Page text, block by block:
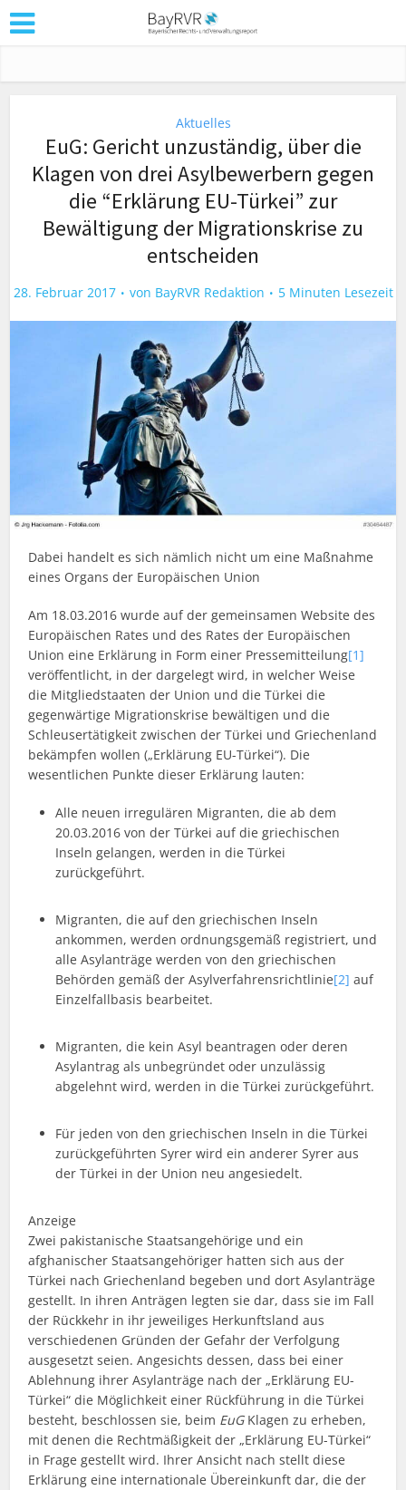
Aktuelles
EuG: Gericht unzuständig, über die
Klagen von drei Asylbewerbern gegen
die “Erklärung EU-Türkei” zur
Bewältigung der Migrationskrise zu
entscheiden
28. Februar 2017 von BayRVR Redaktion 5 Minuten Lesezeit
Dabei handelt es sich nämlich nicht um eine Maßnahme
eines Organs der Europäischen Union
Am 18.03.2016 wurde auf der gemeinsamen Website des
Europäischen Rates und des Rates der Europäischen
Union eine Erklärung in Form einer Pressemitteilung[1]
veröffentlicht, in der dargelegt wird, in welcher Weise
die Mitgliedstaaten der Union und die Türkei die
gegenwärtige Migrationskrise bewältigen und die
Schleusertätigkeit zwischen der Türkei und Griechenland
bekämpfen wollen („Erklärung EU-Türkei“). Die
wesentlichen Punkte dieser Erklärung lauten:
Alle neuen irregulären Migranten, die ab dem
20.03.2016 von der Türkei auf die griechischen
Inseln gelangen, werden in die Türkei
zurückgeführt.
Migranten, die auf den griechischen Inseln
ankommen, werden ordnungsgemäß registriert, und
alle Asylanträge werden von den griechischen
Behörden gemäß der Asylverfahrensrichtlinie[2] auf
Einzelfallbasis bearbeitet.
Migranten, die kein Asyl beantragen oder deren
Asylantrag als unbegründet oder unzulässig
abgelehnt wird, werden in die Türkei zurückgeführt.
Für jeden von den griechischen Inseln in die Türkei
zurückgeführten Syrer wird ein anderer Syrer aus
der Türkei in der Union neu angesiedelt.
Anzeige
Zwei pakistanische Staatsangehörige und ein
afghanischer Staatsangehöriger hatten sich aus der
Türkei nach Griechenland begeben und dort Asylanträge
gestellt. In ihren Anträgen legten sie dar, dass sie im Fall
der Rückkehr in ihr jeweiliges Herkunftsland aus
verschiedenen Gründen der Gefahr der Verfolgung
ausgesetzt seien. Angesichts dessen, dass bei einer
Ablehnung ihrer Asylanträge nach der „Erklärung EU-
Türkei“ die Möglichkeit einer Rückführung in die Türkei
besteht, beschlossen sie, beim EuGKlagen zu erheben,
mit denen die Rechtmäßigkeit der „Erklärung EU-Türkei“
in Frage gestellt wird. Ihrer Ansicht nach stellt diese
Erklärung eine internationale Übereinkunft dar, die der